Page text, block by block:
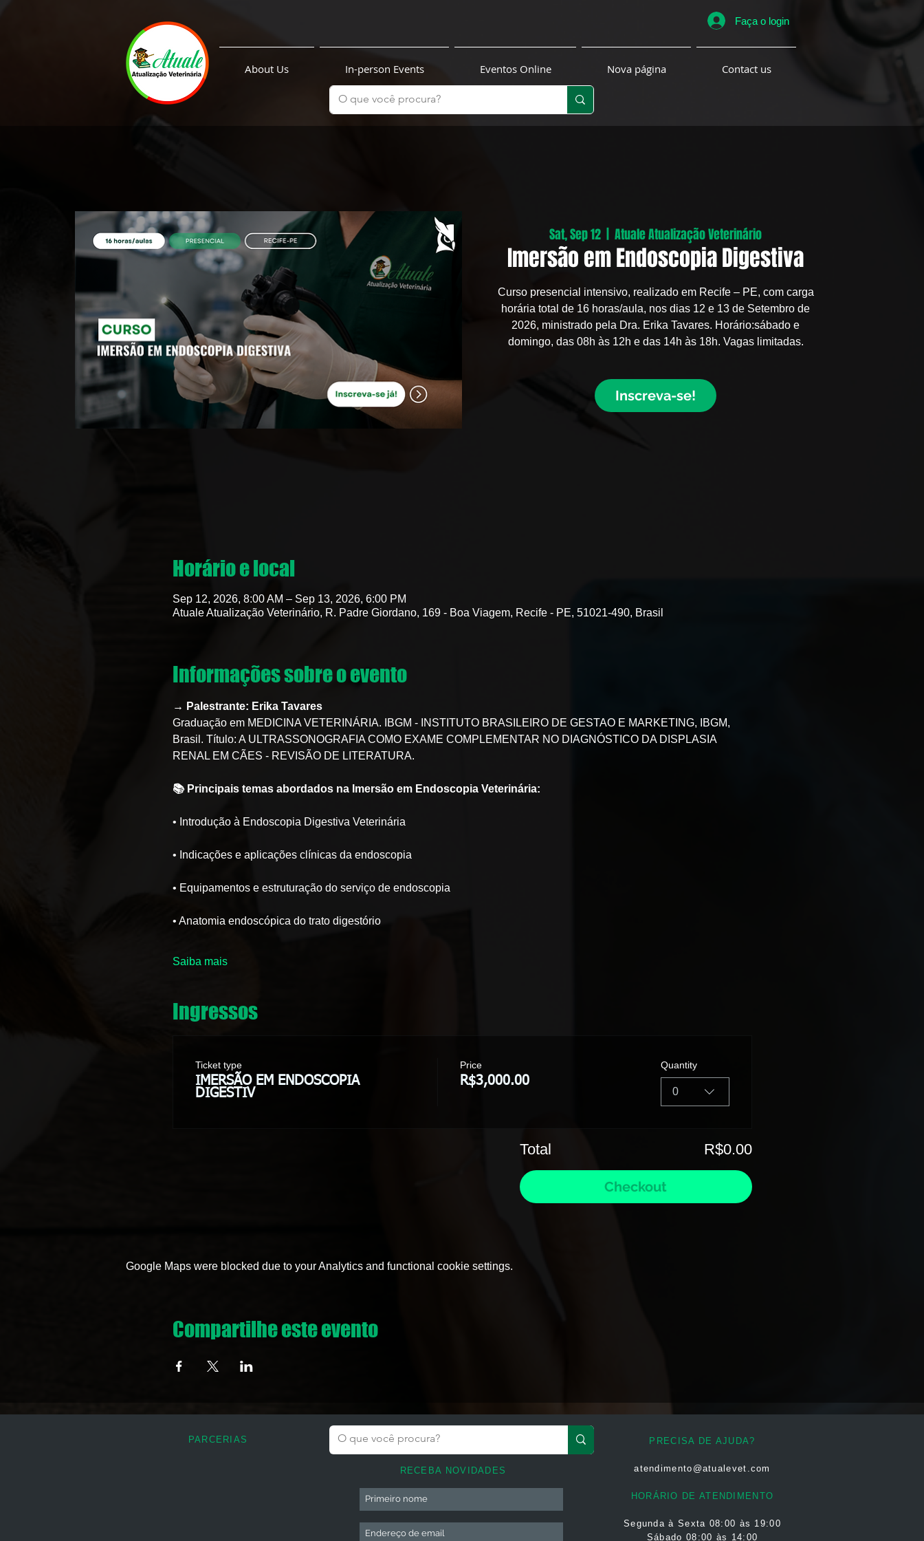
Faça o login
About Us In-person Events Eventos Online Nova página Contact us
Sat, Sep 12
  |
Atuale Atualização Veterinário
Imersão em Endoscopia Digestiva
Curso presencial intensivo, realizado em Recife – PE, com carga
horária total de 16 horas/aula, nos dias 12 e 13 de Setembro de
2026, ministrado pela Dra. Erika Tavares. Horário:sábado e
domingo, das 08h às 12h e das 14h às 18h. Vagas limitadas.
Inscreva-se!
Horário e local
Sep 12, 2026, 8:00 AM – Sep 13, 2026, 6:00 PM
Atuale Atualização Veterinário, R. Padre Giordano, 169 - Boa Viagem, Recife - PE, 51021-490, Brasil
Informações sobre o evento
→ Palestrante: Erika Tavares
Graduação em MEDICINA VETERINÁRIA. IBGM - INSTITUTO BRASILEIRO DE GESTAO E MARKETING, IBGM,
Brasil. Título: A ULTRASSONOGRAFIA COMO EXAME COMPLEMENTAR NO DIAGNÓSTICO DA DISPLASIA
RENAL EM CÃES - REVISÃO DE LITERATURA.
📚 Principais temas abordados na Imersão em Endoscopia Veterinária:
• Introdução à Endoscopia Digestiva Veterinária
• Indicações e aplicações clínicas da endoscopia
• Equipamentos e estruturação do serviço de endoscopia
• Anatomia endoscópica do trato digestório
Saiba mais
Ingressos
Ticket type
IMERSÃO EM ENDOSCOPIA
DIGESTIV
Price
R$3,000.00
Quantity
0
Total R$0.00
Checkout
Google Maps were blocked due to your Analytics and functional cookie settings.
Compartilhe este evento
PARCERIAS
RECEBA NOVIDADES
PRECISA DE AJUDA?
atendimento@atualevet.com
HORÁRIO DE ATENDIMENTO
Segunda à Sexta 08:00 às 19:00
Sábado 08:00 às 14:00